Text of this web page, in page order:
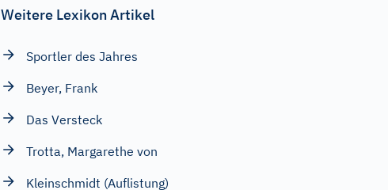
Weitere Lexikon Artikel
Sportler des Jahres
Beyer, Frank
Das Versteck
Trotta, Margarethe von
Kleinschmidt (Auflistung)